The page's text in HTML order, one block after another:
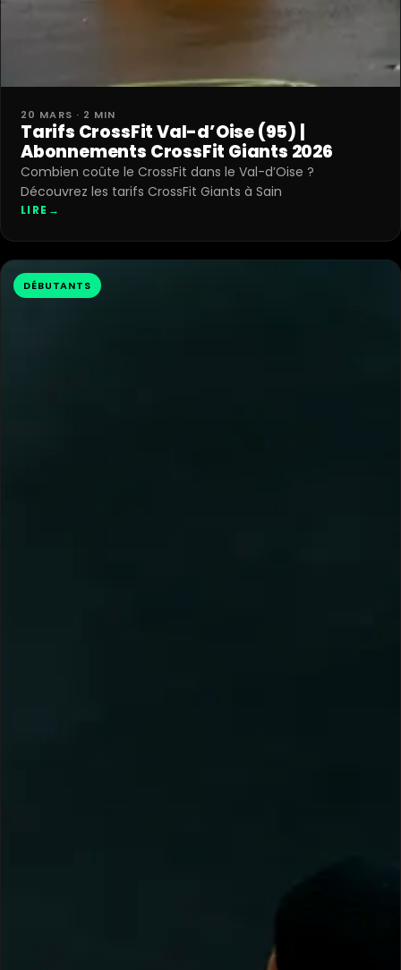
20 MARS · 2 MIN
Tarifs CrossFit Val-d’Oise (95) |
Abonnements CrossFit Giants 2026
Combien coûte le CrossFit dans le Val-d’Oise ?
Découvrez les tarifs CrossFit Giants à Sain
LIRE →
DÉBUTANTS